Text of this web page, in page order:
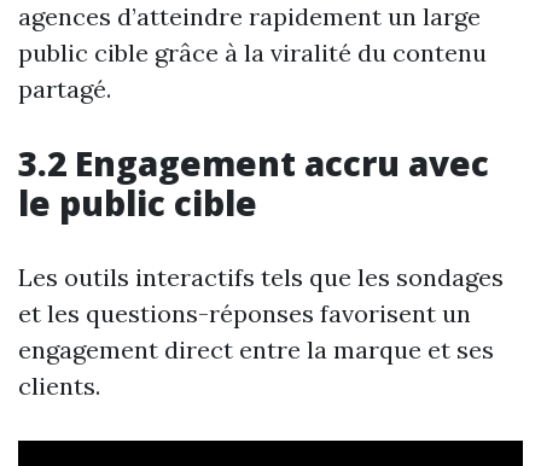
agences d’atteindre rapidement un large
public cible grâce à la viralité du contenu
partagé.
3.2 Engagement accru avec
le public cible
Les outils interactifs tels que les sondages
et les questions-réponses favorisent un
engagement direct entre la marque et ses
clients.